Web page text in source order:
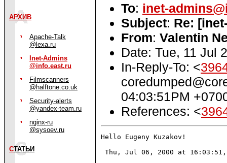
АРХИВ
Apache-Talk
@lexa.ru
Inet-Admins
@info.east.ru
Filmscanners
@halftone.co.uk
Security-alerts
@yandex-team.ru
nginx-ru
@sysoev.ru
СТАТЬИ
To: inet-
Subject: Re:
From: Valentin
Date: Tue, 11 Jul
In-Reply-To: <
04:03:51PM
References: <
Hello Eugeny Kuzakov!
Thu, Jul 06, 2000 at